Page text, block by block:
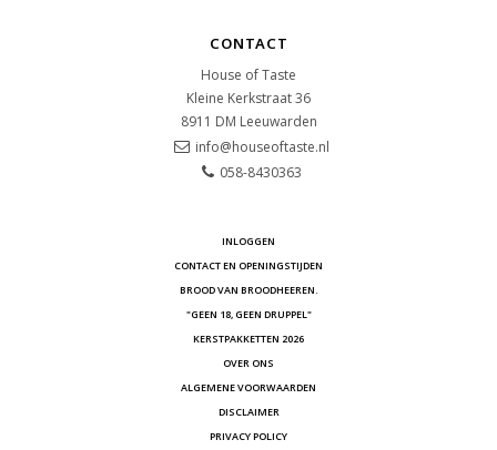
CONTACT
House of Taste
Kleine Kerkstraat 36
8911 DM Leeuwarden
info@houseoftaste.nl
058-8430363
INLOGGEN
CONTACT EN OPENINGSTIJDEN
BROOD VAN BROODHEEREN.
"GEEN 18, GEEN DRUPPEL"
KERSTPAKKETTEN 2026
OVER ONS
ALGEMENE VOORWAARDEN
DISCLAIMER
PRIVACY POLICY